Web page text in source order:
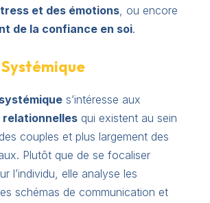
et des émotions, ou encore
de la confiance en soi.
s’intéresse aux
relationnellesqui existent au sein
couples et plus largement des
Plutôt que de se focaliser
l’individu, elle analyse les
schémas de communication et